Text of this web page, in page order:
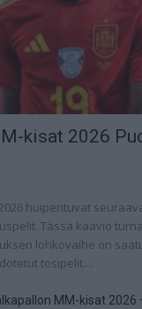
kisat 2026
huipentuvat
Tässä kaavio
lohkovaihe on
tosipelit....
MM-kisat 2026